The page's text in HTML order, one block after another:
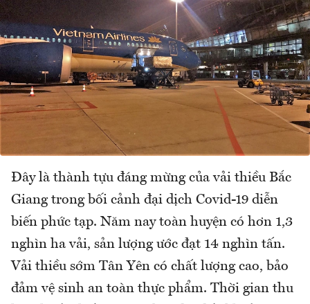
Đây là thành tựu đáng mừng của vải thiều Bắc
Giang trong bối cảnh đại dịch Covid-19 diễn
biến phức tạp. Năm nay toàn huyện có hơn 1,3
nghìn ha vải, sản lượng ước đạt 14 nghìn tấn.
Vải thiều sớm Tân Yên có chất lượng cao, bảo
đảm vệ sinh an toàn thực phẩm. Thời gian thu